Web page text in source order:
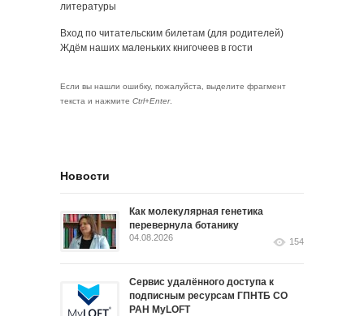
литературы
Вход по читательским билетам (для родителей)
Ждём наших маленьких книгочеев в гости
Если вы нашли ошибку, пожалуйста, выделите фрагмент
текста и нажмите Ctrl+Enter.
Новости
Как молекулярная генетика
перевернула ботанику
04.08.2026 154
Сервис удалённого доступа к
подписным ресурсам ГПНТБ СО
РАН MyLOFT